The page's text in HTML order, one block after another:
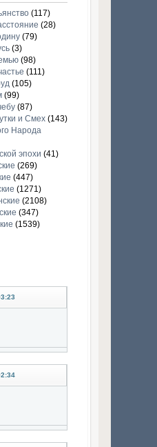
(117)
(28)
(79)
(3)
(98)
(111)
(105)
(99)
(87)
и Смех(143)
Народа
эпохи (41)
(269)
(447)
(1271)
(2108)
(347)
(1539)